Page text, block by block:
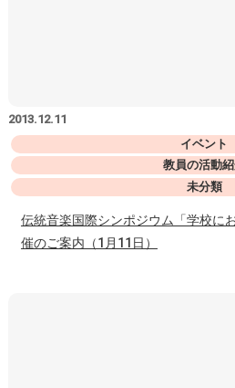
2013.12.11
イベント
教員の活動
未分類
伝統音楽国際シンポジウム「学校に
催のご案内（1月11日）